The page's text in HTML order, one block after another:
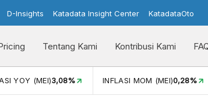
D-Insights Katadata Insight Center KatadataOto
Tentang Kami Kontribusi Kami
INFLASI MOM (MEI)0,28% PERTUMBUHAN